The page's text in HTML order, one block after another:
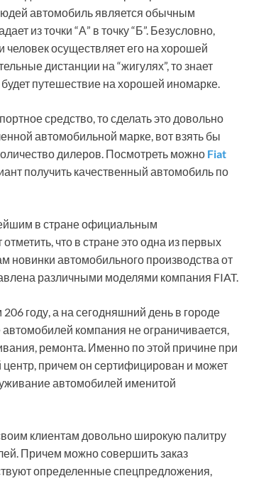
автомобиль является обычным
из точки “А” в точку “Б”. Безусловно,
осуществляет его на хорошей
дистанции на “жигулях”, то знает
путешествие на хорошей иномарке.
средство, то сделать это довольно
автомобильной марке, вот взять бы
дилеров. Посмотреть можно Fiat
получить качественный автомобиль по
в стране официальным
что в стране это одна из первых
новинки автомобильного производства от
различными моделями компания FIAT.
году, а на сегодняшний день в городе
компания не ограничивается,
ремонта. Именно по этой причине при
причем он сертифицирован и может
автомобилей именитой
клиентам довольно широкую палитру
Причем можно совершить заказ
определенные спецпредложения,